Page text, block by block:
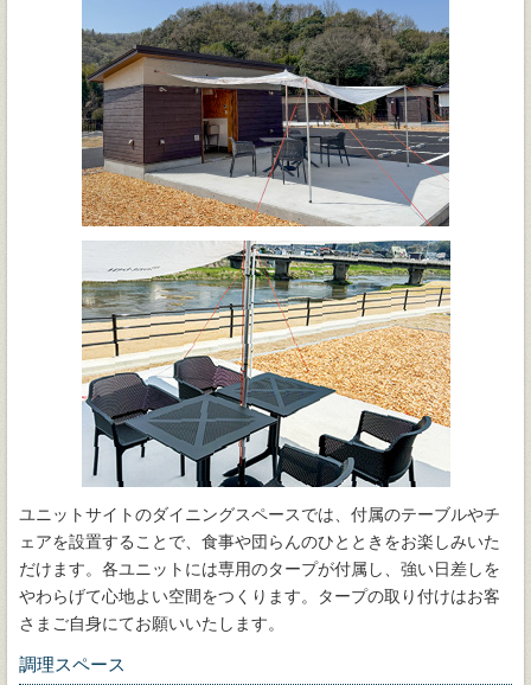
ユニットサイトのダイニングスペースでは、付属のテーブルやチ
ェアを設置することで、食事や団らんのひとときをお楽しみいた
だけます。各ユニットには専用のタープが付属し、強い日差しを
やわらげて心地よい空間をつくります。タープの取り付けはお客
さまご自身にてお願いいたします。
調理スペース